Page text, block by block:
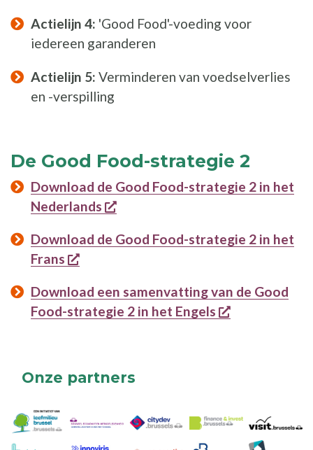
Actielijn 4: 'Good Food'-voeding voor
iedereen garanderen
Actielijn 5: Verminderen van voedselverlies
en -verspilling
De Good Food-strategie 2
Download de Good Food-strategie 2 in het
Nederlands
opent een nieuw venster
Download de Good Food-strategie 2 in het
Frans
opent een nieuw venster
Download een samenvatting van de Good
Food-strategie 2 in het Engels
opent een
Onze partners